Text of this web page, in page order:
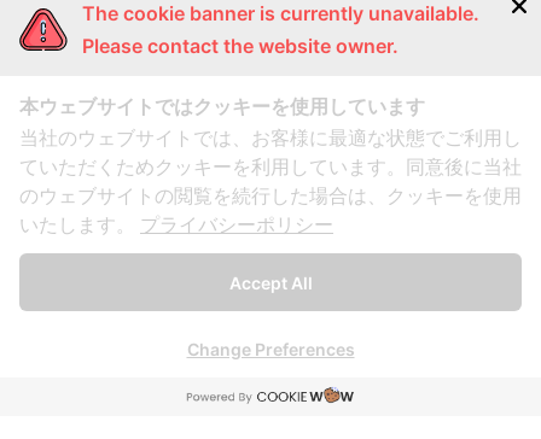
プロゴルファー監修
ご利用ガイド
FAQ・よくある質問
利用規約・個人情報保護方針
キャンセルポリシー
会社概要
The cookie banner is currently unavailable.
Please contact the website owner.
本ウェブサイトではクッキーを使用しています
当社のウェブサイトでは、お客様に最適な状態でご利用し
ていただくためクッキーを利用しています。同意後に当社
のウェブサイトの閲覧を続行した場合は、クッキーを使用
いたします。
プライバシーポリシー
Accept All
Change Preferences